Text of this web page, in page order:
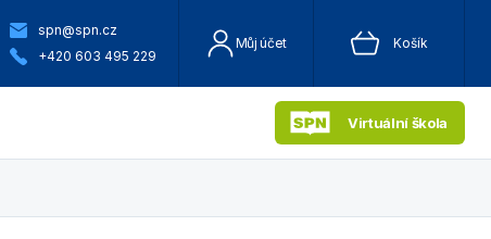
spn@spn.cz
+420 603 495 229
Můj účet Košík
Virtuální škola